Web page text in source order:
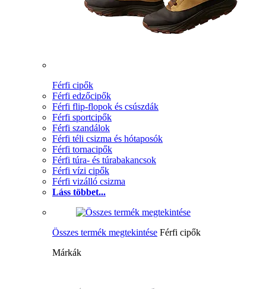
Férfi cipők
Férfi edzőcipők
Férfi flip-flopok és csúszdák
Férfi sportcipők
Férfi szandálok
Férfi téli csizma és hótaposók
Férfi tornacipők
Férfi túra- és túrabakancsok
Férfi vízi cipők
Férfi vizálló csizma
Láss többet...
Összes termék megtekintése Férfi cipők
Márkák